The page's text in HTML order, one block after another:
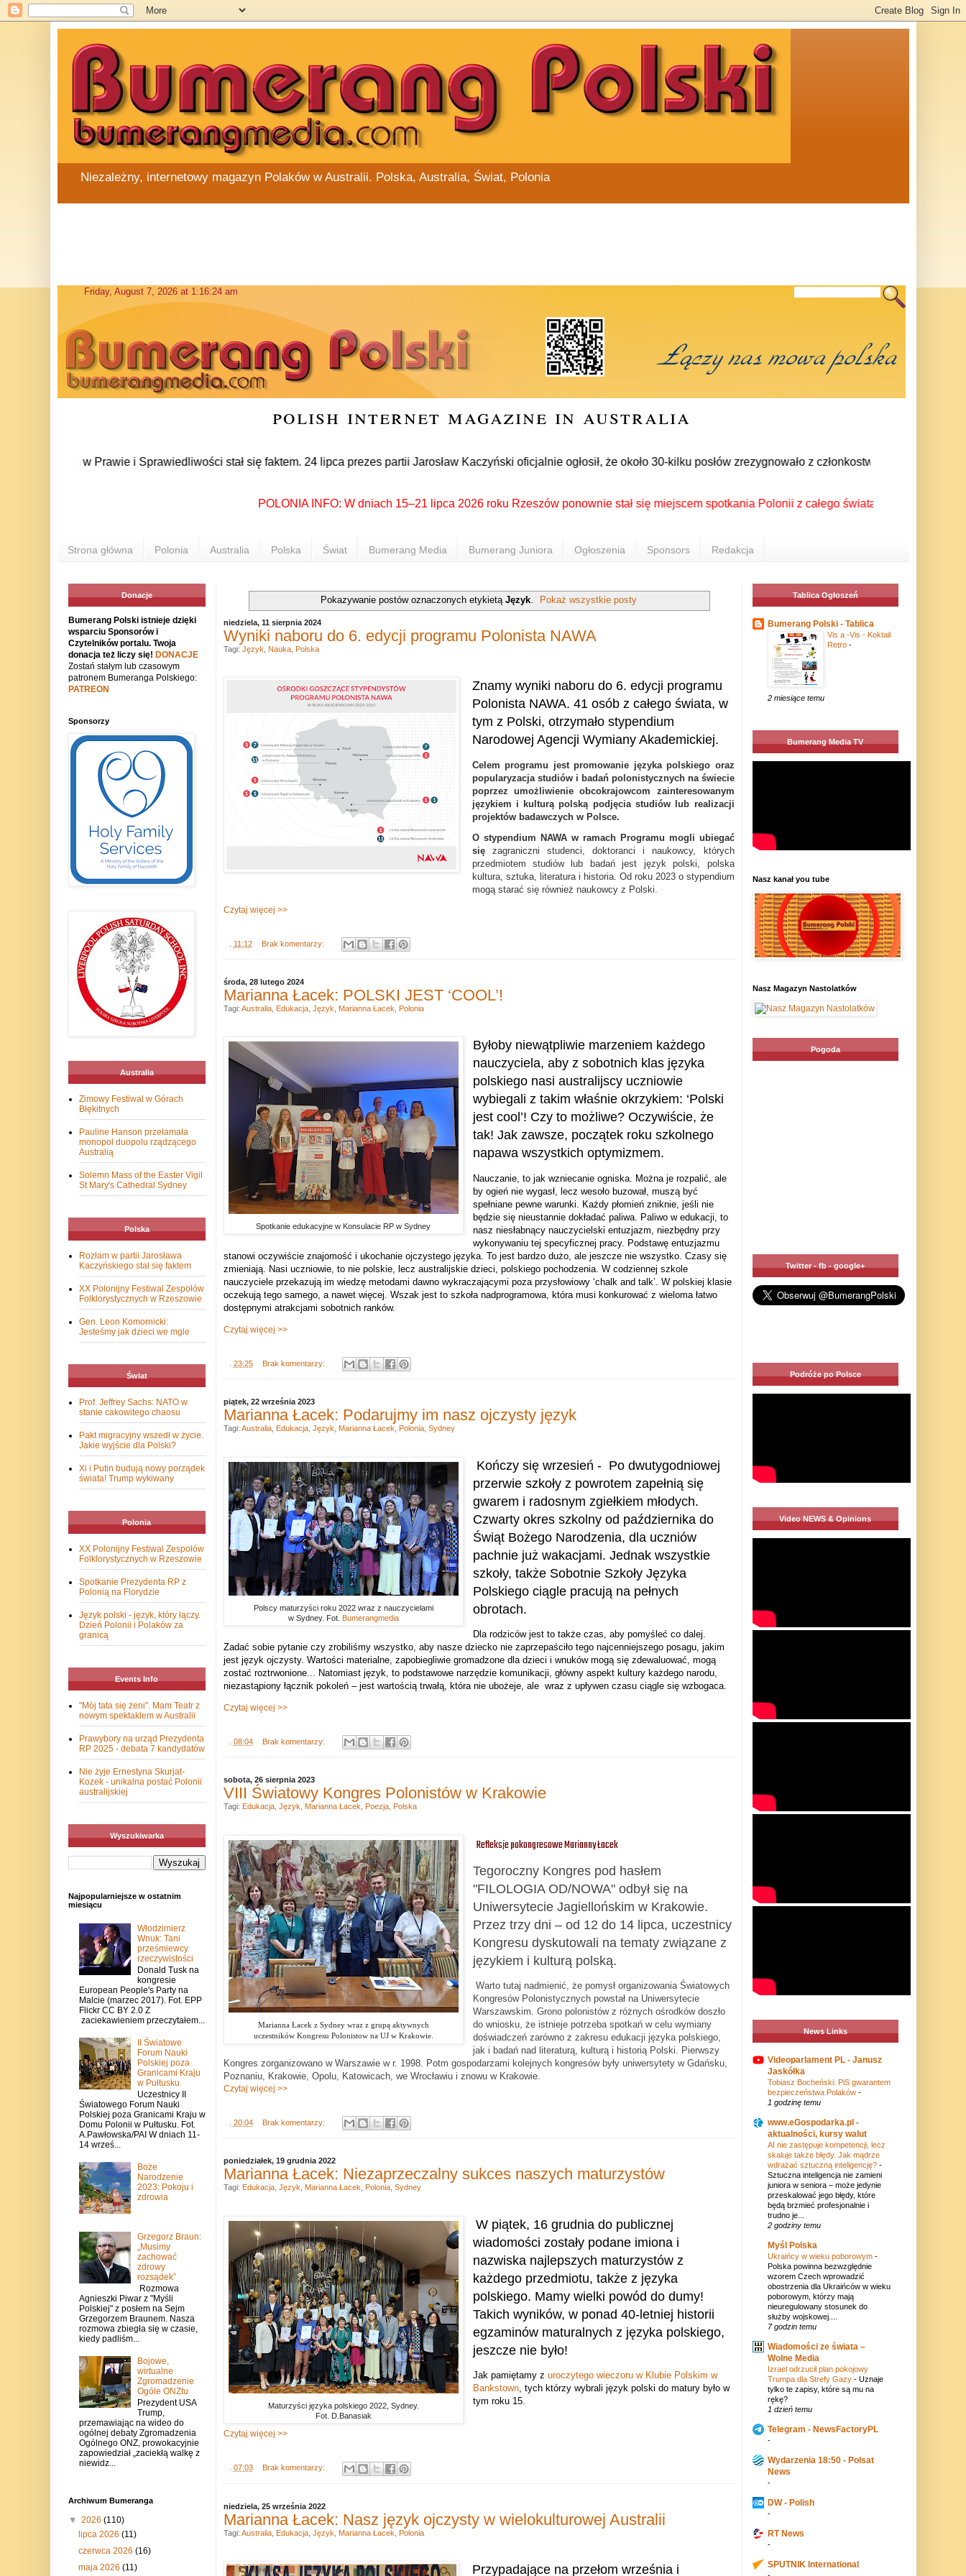
Niezależny, internetowy magazyn Polaków w Australii. Polska, Australia, Świat, Polonia
polish internet magazine in australia
Rozłam w Prawie i Sprawiedliwości stał się faktem. 24 lipca prezes partii Jarosław Kaczyński oficjalnie ogłosił, że około 30-kilku posłów zrezygnowało z członkostwa w PiS.
POLONIA INFO: W dniach 15–21 lipca 2026 roku Rzeszów ponownie stał się miejscem spotkania Polonii z całego świata podczas XX
Strona główna Polonia Australia Polska Świat Bumerang Media Bumerang Juniora Ogłoszenia Sponsors Redakcja
Pokazywanie postów oznaczonych etykietą Język. Pokaż wszystkie posty
niedziela, 11 sierpnia 2024
Wyniki naboru do 6. edycji programu Polonista NAWA
Znamy wyniki naboru do 6. edycji programu
Polonista NAWA. 41 osób z całego świata, w
tym z Polski, otrzymało stypendium
Narodowej Agencji Wymiany Akademickiej.
Celem programu jest promowanie języka polskiego oraz
popularyzacja studiów i badań polonistycznych na świecie
poprzez umożliwienie obcokrajowcom zainteresowanym
językiem i kulturą polską podjęcia studiów lub realizacji
projektów badawczych w Polsce.
O stypendium NAWA w ramach Programu mogli ubiegać
się zagraniczni studenci, doktoranci i naukowcy, których
przedmiotem studiów lub badań jest język polski, polska
kultura, sztuka, literatura i historia. Od roku 2023 o stypendium
mogą starać się również naukowcy z Polski.
Czytaj więcej >>
11:12 Brak komentarzy:
Tagi: Język Nauka, Polska
środa, 28 lutego 2024
Marianna Łacek: POLSKI JEST ‘COOL’!
Spotkanie edukacyjne w Konsulacie RP w Sydney
Byłoby niewątpliwie marzeniem każdego
nauczyciela, aby z sobotnich klas języka
polskiego nasi australijscy uczniowie
wybiegali z takim właśnie okrzykiem: ‘Polski
jest cool’! Czy to możliwe? Oczywiście, że
tak! Jak zawsze, początek roku szkolnego
napawa wszystkich optymizmem.
Nauczanie, to jak wzniecanie ogniska. Można je rozpalić, ale
by ogień nie wygasł, lecz wesoło buzował, muszą być
spełniane pewne warunki. Każdy płomień zniknie, jeśli nie
będzie się nieustannie dokładać paliwa. Paliwo w edukacji, to
nasz niesłabnący nauczycielski entuzjazm, niezbędny przy
wykonywaniu tej specyficznej pracy. Podstawę entuzjazmu
stanowi oczywiście znajomość i ukochanie ojczystego języka. To jest bardzo dużo, ale jeszcze nie wszystko. Czasy się
zmieniają. Nasi uczniowie, to nie polskie, lecz australijskie dzieci, polskiego pochodzenia. W codziennej szkole
nauczyciele przekazują im wiedzę metodami dawno wykraczającymi poza przysłowiowy ‘chalk and talk’. W polskiej klasie
oczekują tego samego, a nawet więcej. Wszak jest to szkoła nadprogramowa, która musi konkurować z wieloma łatwo
dostępnymi atrakcjami sobotnich ranków.
Czytaj więcej >>
23:25 Brak komentarzy:
Tagi: Australia, Edukacja, Język Marianna Łacek Polonia
piątek, 22 września 2023
Marianna Łacek: Podarujmy im nasz ojczysty język
Polscy maturzyści roku 2022 wraz z nauczycielami
w Sydney. Fot. Bumerangmedia
Kończy się wrzesień - Po dwutygodniowej
przerwie szkoły z powrotem zapełnią się
gwarem i radosnym zgiełkiem młodych.
Czwarty okres szkolny od października do
Świąt Bożego Narodzenia, dla uczniów
pachnie już wakacjami. Jednak wszystkie
szkoły, także Sobotnie Szkoły Języka
Polskiego ciągle pracują na pełnych
obrotach.
Dla rodziców jest to także czas, aby pomyśleć co dalej.
Zadać sobie pytanie czy zrobiliśmy wszystko, aby nasze dziecko nie zaprzepaściło tego najcenniejszego posagu, jakim
jest język ojczysty. Wartości materialne, zapobiegliwie gromadzone dla dzieci i wnuków mogą się zdewaluować, mogą
zostać roztrwonione... Natomiast język, to podstawowe narzędzie komunikacji, główny aspekt kultury każdego narodu,
niezastąpiony łącznik pokoleń – jest wartością trwałą, która nie ubożeje, ale wraz z upływen czasu ciągle się wzbogaca.
Czytaj więcej >>
08:04 Brak komentarzy:
Tagi: Australia, Edukacja, Język Marianna Łacek Polonia, Sydney
sobota, 26 sierpnia 2023
VIII Światowy Kongres Polonistów w Krakowie
Marianna Łacek z Sydney wraz z grupą aktywnych
uczestników Kongresu Polonistow na UJ w Krakowie.
Refleksje pokongresowe Marianny Łacek
Tegoroczny Kongres pod hasłem
"FILOLOGIA OD/NOWA" odbył się na
Uniwersytecie Jagiellońskim w Krakowie.
Przez trzy dni – od 12 do 14 lipca, uczestnicy
Kongresu dyskutowali na tematy związane z
językiem i kulturą polską.
Warto tutaj nadmienić, że pomysł organizowania Światowych
Kongresów Polonistycznych powstał na Uniwersytecie
Warszawskim. Grono polonistów z różnych ośrodków doszło
do wniosku, że istnieje potrzeba spotkań w celu wymiany
doświadczeń zarówno z zakresu edukacji języka polskiego,
jak i badań nad literaturą, kulturą i historią Polski. Pierwszy
Kongres zorganizowano w Warszawie w r. 1998. Potm gospodarzami kolejnych kongresów były uniwersytety w Gdańsku,
Poznaniu, Krakowie, Opolu, Katowicach, we Wrocławiu i znowu w Krakowie.
Czytaj więcej >>
20:04 Brak komentarzy:
Tagi: Edukacja, Język Marianna Łacek Poezja, Polska
poniedziałek, 19 grudnia 2022
Marianna Łacek: Niezaprzeczalny sukces naszych maturzystów
Maturzyści języka polskiego 2022, Sydney.
Fot. D.Banasiak
W piątek, 16 grudnia do publicznej
wiadomości zostały podane imiona i
nazwiska najlepszych maturzystów z
każdego przedmiotu, także z języka
polskiego. Mamy wielki powód do dumy!
Takich wyników, w ponad 40-letniej historii
egzaminów maturalnych z języka polskiego,
jeszcze nie było!
Jak pamiętamy z uroczytego wieczoru w Klubie Polskim w
Bankstown, tych którzy wybrali język polski do matury było w
tym roku 15.
Czytaj więcej >>
. 07:03 Brak komentarzy:
Tagi: Edukacja, Język, Marianna Łacek, Polonia, Sydney
niedziela, 25 września 2022
Marianna Łacek: Nasz język ojczysty w wielokulturowej Australii
Przypadające na przełom września i
Tagi: Australia, Edukacja, Język Marianna Łacek Polonia
Donacje
Bumerang Polski istnieje dzięki
wsparciu Sponsorów i
Czytelników portalu. Twoja
donacja też liczy się! DONACJE
Zostań stałym lub czasowym
patronem Bumeranga Polskiego:
PATREON
Sponsorzy
Australia
Zimowy Festiwal w Górach
Błękitnych
Pauline Hanson przełamała
monopol duopolu rządzącego
Australią
Solemn Mass of the Easter Vigil
St Mary's Cathedral Sydney
Polska
Rozłam w partii Jarosława
Kaczyńskiego stał się faktem
XX Polonijny Festiwal Zespołów
Folklorystycznych w Rzeszowie
Gen. Leon Komornicki:
Jesteśmy jak dzieci we mgle
Świat
Prof. Jeffrey Sachs: NATO w
stanie cakowitego chaosu
Pakt migracyjny wszedł w życie.
Jakie wyjście dla Polski?
Xi i Putin budują nowy porządek
świata! Trump wykiwany
Polonia
XX Polonijny Festiwal Zespołów
Folklorystycznych w Rzeszowie
Spotkanie Prezydenta RP z
Polonią na Florydzie
Język polski - język, który łączy.
Dzień Polonii i Polaków za
granicą
Events Info
"Mój tata się żeni". Mam Teatr z
nowym spektaklem w Australii
Prawybory na urząd Prezydenta
RP 2025 - debata 7 kandydatów
Nie żyje Ernestyna Skurjat-
Kozek - unikalna postać Polonii
australijskiej
Wyszukiwarka
Najpopularniejsze w ostatnim
miesiącu
Włodzimierz
Wnuk: Tani
prześmiewcy
rzeczywistości
Donald Tusk na
kongresie
European People's Party na
Malcie (marzec 2017). Fot. EPP
Flickr CC BY 2.0 Z
zaciekawieniem przeczytałem...
II Światowe
Forum Nauki
Polskiej poza
Granicami Kraju
w Pułtusku
Uczestnicy II
Światowego Forum Nauki
Polskiej poza Granicami Kraju w
Domu Polonii w Pułtusku. Fot.
A.Pawłowska/PAI W dniach 11-
14 wrześ...
Boże
Narodzenie
2023: Pokoju i
zdrowia
Grzegorz Braun:
„Musimy
zachować
zdrowy
rozsądek”
Rozmowa
Agnieszki Piwar z "Myśli
Polskiej" z posłem na Sejm
Grzegorzem Braunem. Nasza
rozmowa zbiegła się w czasie,
kiedy padliśm...
Bojowe,
wirtualne
Zgromadzenie
Ogóle ONZtu
Prezydent USA
Trump,
przemawiając na wideo do
ogólnej debaty Zgromadzenia
Ogólnego ONZ, prowokacyjnie
zapowiedział „zaciekłą walkę z
niewidz...
Archiwum Bumeranga
▼ 2026 (110)
lipca 2026 (11)
czerwca 2026 (16)
maja 2026 (11)
Tablica Ogłoszeń
Bumerang Polski - Tablica
Vis a -Vis - Koktail
Retro -
2 miesiące temu
Bumerang Media TV
Nasz kanał you tube
Nasz Magazyn Nastolatków
Pogoda
Twitter - fb - google+
Podróże po Polsce
Video NEWS & Opinions
News Links
Videoparlament PL - Janusz
Jaskółka
Tobiasz Bocheński: PiS gwarantem
bezpieczeństwa Polaków -
1 godzinę temu
www.eGospodarka.pl -
aktualności, kursy walut
AI nie zastępuje kompetencji, lecz
skaluje także błędy. Jak mądrze
wdrażać sztuczną inteligencję? -
Sztuczna inteligencja nie zamieni
juniora w seniora – może jedynie
przeskalować jego błędy, które
będą brzmieć profesjonalnie i
trudno je...
2 godziny temu
Myśl Polska
Ukraińcy w wieku poborowym -
Polska powinna bezwzględnie
wzorem Czech wprowadzić
obostrzenia dla Ukraińców w wieku
poborowym, którzy mają
nieuregulowany stosunek do
służby wojskowej....
7 godzin temu
Wiadomości ze świata –
Wolne Media
Izrael odrzucił plan pokojowy
Trumpa dla Strefy Gazy - Uznaje
tylko te zapisy, które są mu na
rękę?
1 dzień temu
Telegram - NewsFactoryPL
-
Wydarzenia 18:50 - Polsat
News
-
DW - Polish
-
RT News
-
SPUTNIK International